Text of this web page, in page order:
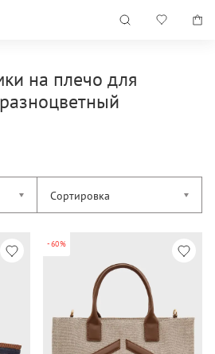
на плечо для
Сортировка
-60%